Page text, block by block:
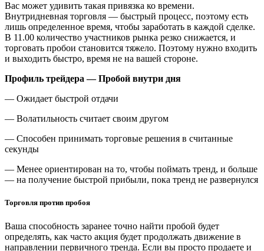
Вас может удивить такая привязка ко времени.
Внутридневная торговля — быстрый процесс, поэтому есть
лишь определенное время, чтобы заработать в каждой сделке.
В 11.00 количество участников рынка резко снижается, и
торговать пробои становится тяжело. Поэтому нужно входить
и выходить быстро, время не на вашей стороне.
Профиль трейдера — Пробой внутри дня
— Ожидает быстрой отдачи
— Волатильность считает своим другом
— Способен принимать торговые решения в считанные
секунды
— Менее ориентирован на то, чтобы поймать тренд, и больше
— на получение быстрой прибыли, пока тренд не развернулся
Торговля против пробоя
Ваша способность заранее точно найти пробой будет
определять, как часто акция будет продолжать движение в
направлении первичного тренда. Если вы просто продаете и